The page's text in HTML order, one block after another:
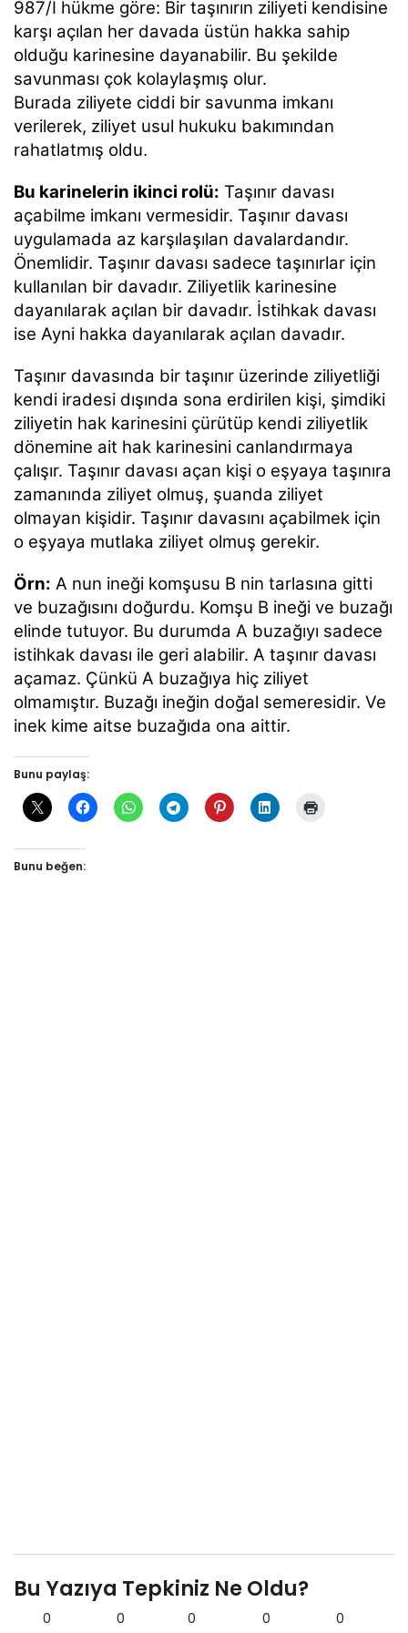
987/I hükme göre: Bir taşınırın ziliyeti kendisine
karşı açılan her davada üstün hakka sahip
olduğu karinesine dayanabilir. Bu şekilde
savunması çok kolaylaşmış olur.
Burada ziliyete ciddi bir savunma imkanı
verilerek, ziliyet usul hukuku bakımından
rahatlatmış oldu.
Bu karinelerin ikinci rolü: Taşınır davası
açabilme imkanı vermesidir. Taşınır davası
uygulamada az karşılaşılan davalardandır.
Önemlidir. Taşınır davası sadece taşınırlar için
kullanılan bir davadır. Ziliyetlik karinesine
dayanılarak açılan bir davadır. İstihkak davası
ise Ayni hakka dayanılarak açılan davadır.
Taşınır davasında bir taşınır üzerinde ziliyetliği
kendi iradesi dışında sona erdirilen kişi, şimdiki
ziliyetin hak karinesini çürütüp kendi ziliyetlik
dönemine ait hak karinesini canlandırmaya
çalışır. Taşınır davası açan kişi o eşyaya taşınıra
zamanında ziliyet olmuş, şuanda ziliyet
olmayan kişidir. Taşınır davasını açabilmek için
o eşyaya mutlaka ziliyet olmuş gerekir.
Örn: A nun ineği komşusu B nin tarlasına gitti
ve buzağısını doğurdu. Komşu B ineği ve buzağı
elinde tutuyor. Bu durumda A buzağıyı sadece
istihkak davası ile geri alabilir. A taşınır davası
açamaz. Çünkü A buzağıya hiç ziliyet
olmamıştır. Buzağı ineğin doğal semeresidir. Ve
inek kime aitse buzağıda ona aittir.
Bunu paylaş:
Bunu beğen:
Bu Yazıya Tepkiniz Ne Oldu?
0 0 0 0 0